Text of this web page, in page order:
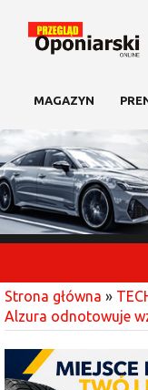
MAGAZYN
Strona główna »
Alzura odnotowuje